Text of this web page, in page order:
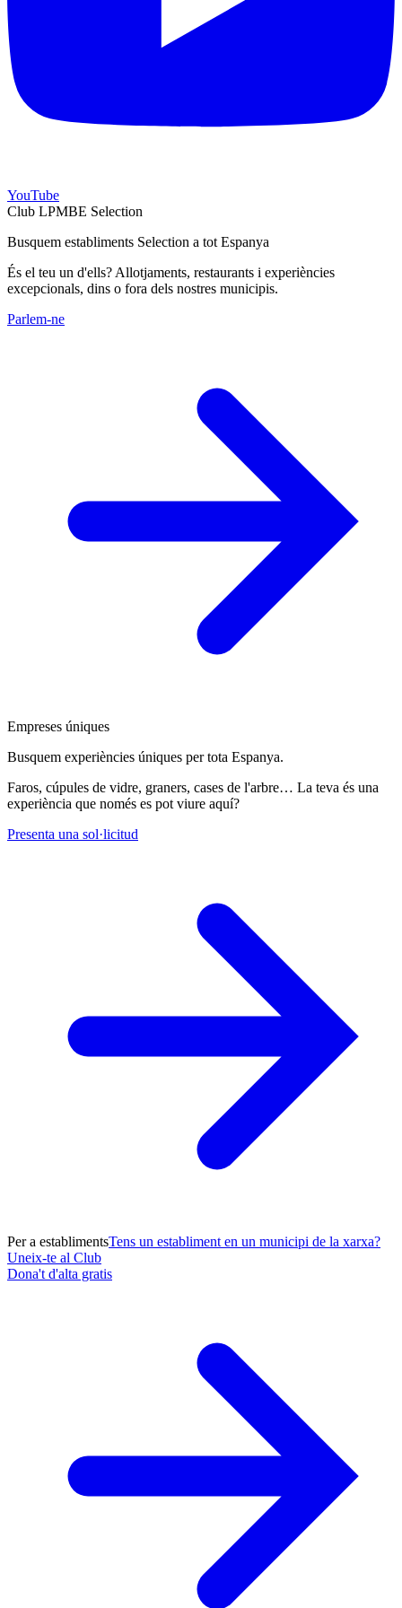
YouTube
Club LPMBE Selection
Busquem establiments Selection a tot Espanya
És el teu un d'ells? Allotjaments, restaurants i experiències
excepcionals, dins o fora dels nostres municipis.
Parlem-ne
Empreses úniques
Busquem experiències úniques per tota Espanya.
Faros, cúpules de vidre, graners, cases de l'arbre… La teva és una
experiència que només es pot viure aquí?
Presenta una sol·licitud
Per a establimentsTens un establiment en un municipi de la xarxa?
Uneix-te al Club
Dona't d'alta gratis